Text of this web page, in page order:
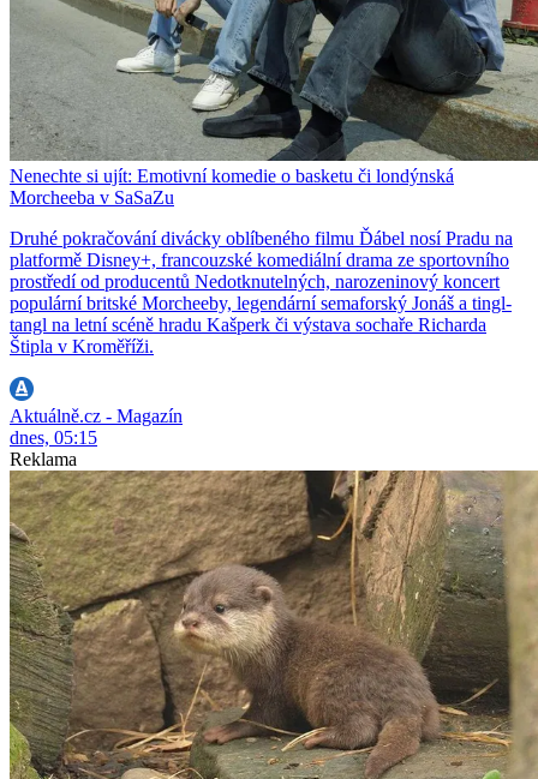
Nenechte si ujít: Emotivní komedie o basketu či londýnská
Morcheeba v SaSaZu
Druhé pokračování divácky oblíbeného filmu Ďábel nosí Pradu na
platformě Disney+, francouzské komediální drama ze sportovního
prostředí od producentů Nedotknutelných, narozeninový koncert
populární britské Morcheeby, legendární semaforský Jonáš a tingl-
tangl na letní scéně hradu Kašperk či výstava sochaře Richarda
Štipla v Kroměříži.
Aktuálně.cz - Magazín
dnes, 05:15
Reklama